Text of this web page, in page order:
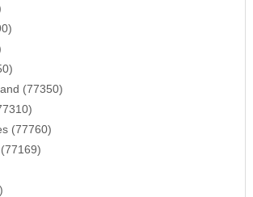
(77350)
(77760)